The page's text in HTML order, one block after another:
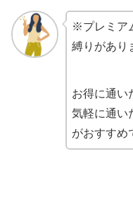
※プレミア
縛りがあり
お得に通い
気軽に通い
がおすすめ